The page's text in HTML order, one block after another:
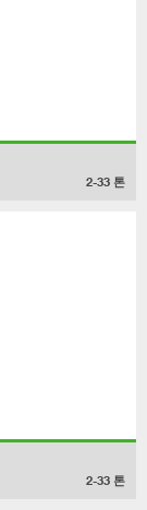
2-33 톤
2-33 톤